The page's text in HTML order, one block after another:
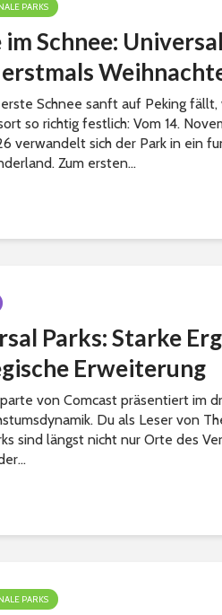
PARKS
im Schnee:
Schnee sanft auf Peking fällt,
so richtig festlich: Vom 14.
verwandelt sich der Park in ein
Zum ersten...
Parks: Starke
Erweiterung
von Comcast präsentiert im
Du als Leser von
sind längst nicht nur Orte des
PARKS